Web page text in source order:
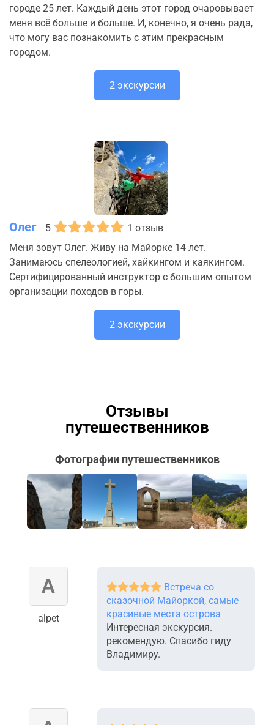
городе 25 лет. Каждый день этот город очаровывает
меня всё больше и больше. И, конечно, я очень рада,
что могу вас познакомить с этим прекрасным
городом.
2 экскурсии
Олег 5
1 отзыв
Меня зовут Олег. Живу на Майорке 14 лет.
Занимаюсь спелеологией, хайкингом и каякингом.
Сертифицированный инструктор с большим опытом
организации походов в горы.
2 экскурсии
Отзывы
путешественников
Фотографии путешественников
alpet
Встреча со
сказочной Майоркой, самые
красивые места острова
Интересная экскурсия.
рекомендую. Спасибо гиду
Владимиру.